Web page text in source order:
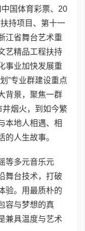
国体育彩票、20
持项目、第十一
江省舞台艺术重
艺精品工程扶持
事业加快发展重
”专业群建设重点
背景，聚焦一群
烟火，到如今繁
本地人相遇、相
的人生故事。
等多元音乐元
舞台技术，打破
验。用最质朴的
容与梦想的真
兼具温度与艺术